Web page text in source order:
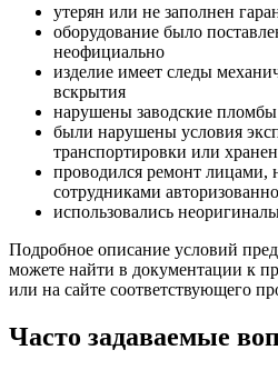
утерян или не заполнен
оборудование было
неофициально
изделие имеет следы
вскрытия
нарушены заводские пломбы
были нарушены условия
транспортировки или
проводился ремонт лицами,
сотрудниками
использовались
Подробное описание условий
можете найти в документации к
или на сайте соответствующего
Часто задаваемые